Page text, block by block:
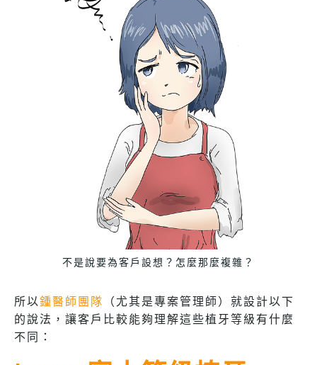
不是說要為客戶設想？怎麼那麼複雜？
所以鍾醫師團隊 （尤其是專案管理師）就設計以下
的說法，讓客戶比較能夠理解這些植牙等級有什麼
不同：